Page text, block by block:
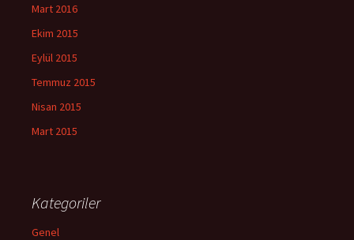
Mart 2016
Ekim 2015
Eylül 2015
Temmuz 2015
Nisan 2015
Mart 2015
Kategoriler
Genel